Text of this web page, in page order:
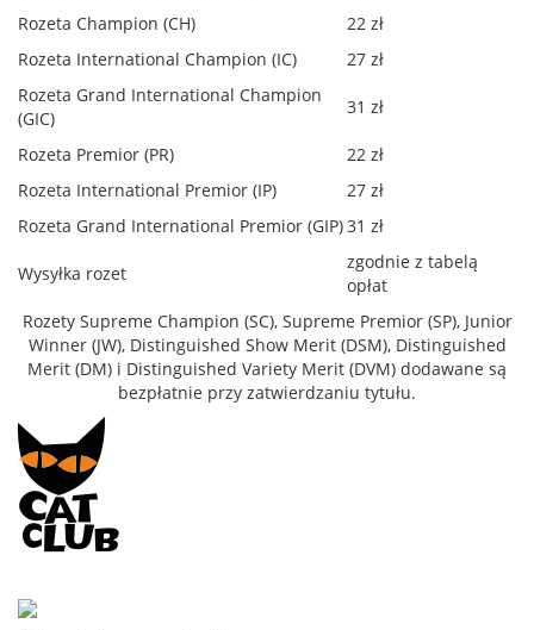
Rozeta Champion (CH)
22 zł
Rozeta International Champion (IC)
27 zł
Rozeta Grand International Champion
(GIC)
31 zł
Rozeta Premior (PR)
22 zł
Rozeta International Premior (IP)
27 zł
Rozeta Grand International Premior (GIP)31 zł
Wysyłka rozet
zgodnie z tabelą
opłat
Rozety Supreme Champion (SC), Supreme Premior (SP), Junior
Winner (JW), Distinguished Show Merit (DSM), Distinguished
Merit (DM) i Distinguished Variety Merit (DVM) dodawane są
bezpłatnie przy zatwierdzaniu tytułu.